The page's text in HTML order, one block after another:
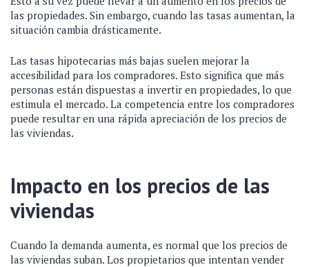
las propiedades. Sin embargo, cuando las tasas aumentan, la
situación cambia drásticamente.
Las tasas hipotecarias más bajas suelen mejorar la
accesibilidad para los compradores. Esto significa que más
personas están dispuestas a invertir en propiedades, lo que
estimula el mercado. La competencia entre los compradores
puede resultar en una rápida apreciación de los precios de
las viviendas.
Impacto en los precios de las
viviendas
Cuando la demanda aumenta, es normal que los precios de
las viviendas suban. Los propietarios que intentan vender